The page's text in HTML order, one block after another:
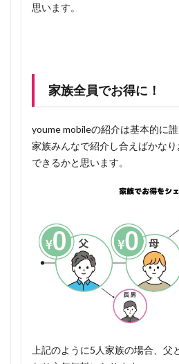
思います。
家族全員でお得に！
youme mobileの紹介は基本的に
家族みんなで紹介し合えばかな
できるかと思います。
上記のように5人家族の場合、父